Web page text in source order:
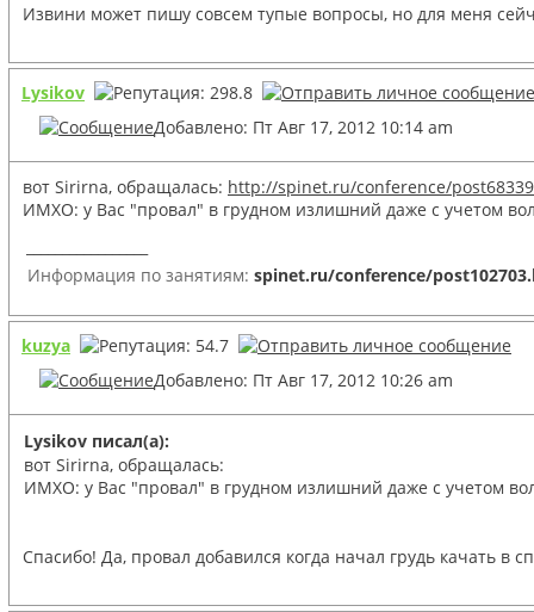
Извини может пишу совсем тупые вопросы, но для меня
Lysikov
Добавлено: Пт Авг 17, 2012 10:14 am
вот Sirirna, обращалась: http://spinet.ru/conference/
ИМХО: у Вас "провал" в грудном излишний даже с учетом
Информация по занятиям: spinet.ru/conference/
kuzya
Добавлено: Пт Авг 17, 2012 10:26 am
Lysikov писал(а):
вот Sirirna, обращалась:
ИМХО: у Вас "провал" в грудном излишний даже с учетом
Спасибо! Да, провал добавился когда начал грудь качать в